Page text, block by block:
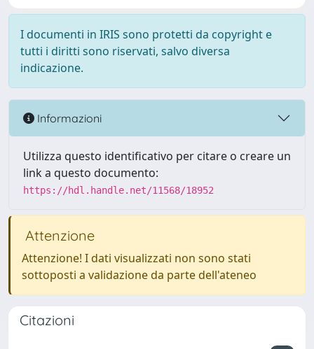
I documenti in IRIS sono protetti da copyright e
tutti i diritti sono riservati, salvo diversa
indicazione.
Informazioni
Utilizza questo identificativo per citare o creare un
link a questo documento:
https://hdl.handle.net/11568/18952
Attenzione
Attenzione! I dati visualizzati non sono stati
sottoposti a validazione da parte dell'ateneo
Citazioni